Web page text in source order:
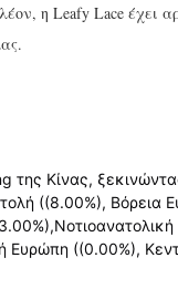
η Leafy Lace έχει
της Κίνας,
((8.00%), Βόρεια
Ευρώπη ((0.00%),